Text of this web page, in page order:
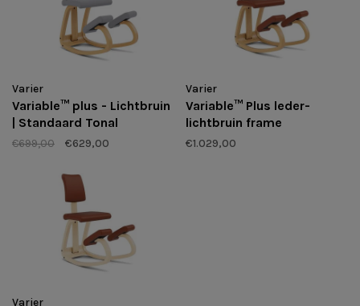
Varier
Variable™ plus - Lichtbruin
| Standaard Tonal
€699,00 €629,00
Varier
Variable™ Plus leder-
lichtbruin frame
€1.029,00
Varier